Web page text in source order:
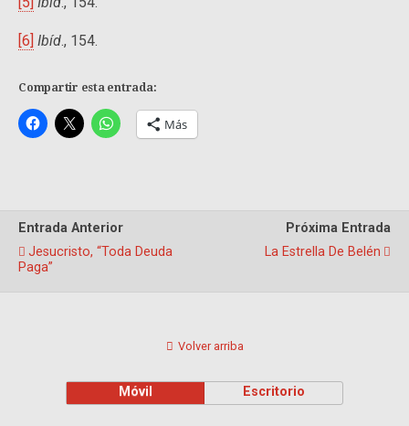
[6] Ibíd., 154.
Compartir esta entrada:
Más
Entrada Anterior
Jesucristo, “toda Deuda
Paga”
Próxima Entrada
La Estrella De Belén
Volver arriba
Móvil Escritorio